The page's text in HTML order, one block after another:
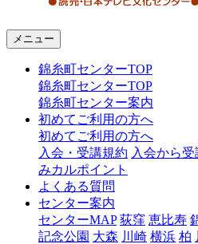
メニュー
錦糸町センターTOP
錦糸町センターTOP
錦糸町センター案内
初めてご利用の方へ
初めてご利用の方へ
入会・受講規約 入会から
みカルポイント
よくある質問
センター案内
センターMAP 荻窪 恵比寿
記念公園 大森 川崎 横浜 柏